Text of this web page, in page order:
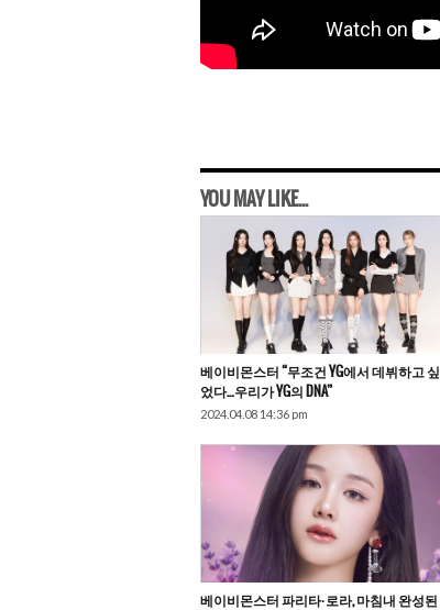
YOU MAY LIKE...
베이비몬스터 “무조건 YG에서 데뷔하고 싶
었다…우리가 YG의 DNA”
2024.04.08 14:36 pm
베이비몬스터 파리타·로라, 마침내 완성된